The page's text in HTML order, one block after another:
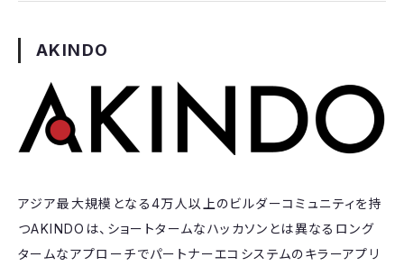
AKINDO
​アジア最大規模となる4万人以上のビルダーコミュニティを持
つAKINDOは、ショートタームなハッカソンとは異なるロング
タームなアプローチでパートナーエコシステムのキラーアプリ